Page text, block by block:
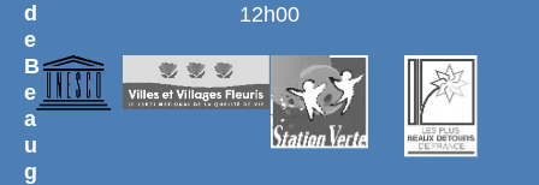
d
e
B
e
a
u
g
12h00